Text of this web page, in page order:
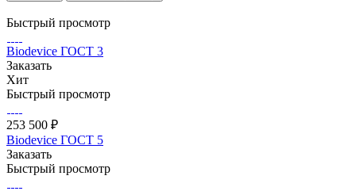
Быстрый просмотр
Biodevice ГОСТ 3
Заказать
Хит
Быстрый просмотр
253 500 ₽
Biodevice ГОСТ 5
Заказать
Быстрый просмотр